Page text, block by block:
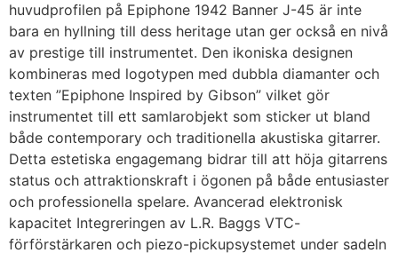
huvudprofilen på Epiphone 1942 Banner J-45 är inte
bara en hyllning till dess heritage utan ger också en nivå
av prestige till instrumentet. Den ikoniska designen
kombineras med logotypen med dubbla diamanter och
texten ”Epiphone Inspired by Gibson” vilket gör
instrumentet till ett samlarobjekt som sticker ut bland
både contemporary och traditionella akustiska gitarrer.
Detta estetiska engagemang bidrar till att höja gitarrens
status och attraktionskraft i ögonen på både entusiaster
och professionella spelare. Avancerad elektronisk
kapacitet Integreringen av L.R. Baggs VTC-
förförstärkaren och piezo-pickupsystemet under sadeln